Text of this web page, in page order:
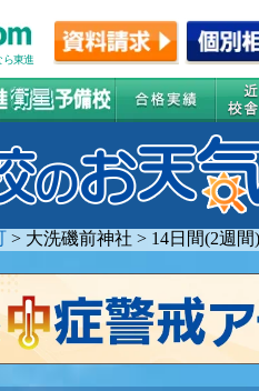
東進
> 大洗磯前神社 > 14日間(2週